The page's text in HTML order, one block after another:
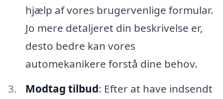
hjælp af vores brugervenlige formular.
Jo mere detaljeret din beskrivelse er,
desto bedre kan vores
automekanikere forstå dine behov.
Modtag tilbud: Efter at have indsendt